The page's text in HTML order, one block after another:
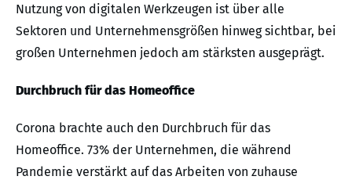
Nutzung von digitalen Werkzeugen ist über alle
Sektoren und Unternehmensgrößen hinweg sichtbar, bei
großen Unternehmen jedoch am stärksten ausgeprägt.
Durchbruch für das Homeoffice
Corona brachte auch den Durchbruch für das
Homeoffice. 73% der Unternehmen, die während
Pandemie verstärkt auf das Arbeiten von zuhause